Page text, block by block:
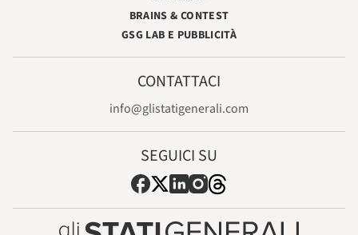
BRAINS & CONTEST
GSG LAB E PUBBLICITÀ
CONTATTACI
info@glistatigenerali.com
SEGUICI SU